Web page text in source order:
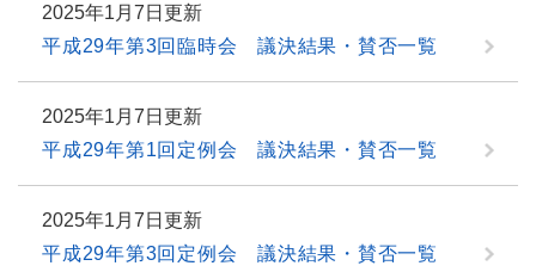
2025年1月7日更新
平成29年第3回臨時会 議決結果・賛否一覧
2025年1月7日更新
平成29年第1回定例会 議決結果・賛否一覧
2025年1月7日更新
平成29年第3回定例会 議決結果・賛否一覧